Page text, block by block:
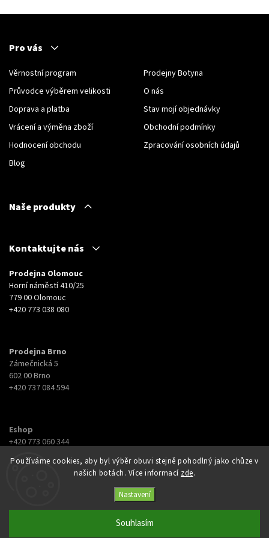
Používáme cookies, aby byl výběr obuvi stejně pohodlný jako chůze v
našich botách. Více informací zde.
Nastavení
Souhlasím
Pro vás
Věrnostní program
Průvodce výběrem velikosti
Doprava a platba
Vrácení a výměna zboží
Hodnocení obchodu
Blog
Prodejny Botyna
O nás
Stav mojí objednávky
Obchodní podmínky
Zpracování osobních údajů
Naše produkty
Kontaktujte nás
Prodejna Olomouc
Horní náměstí 410/25
779 00 Olomouc
+420 773 038 080
Prodejna Brno
Zámečnická 5
602 00 Brno
+420 737 084 594
Eshop
+420 773 060 344
eshop@botyna.cz
Botyna. Všechna práva vyhrazena.